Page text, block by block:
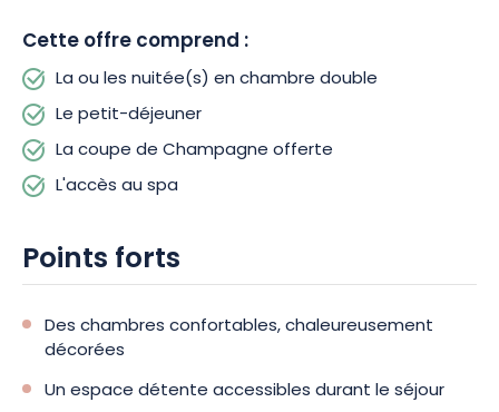
menu, une cuisine savoureuse alliant tradition et
modernité, concoctée à base des produits frais
du terroir !
Cette offre comprend :
La ou les nuitée(s) en chambre double
Le petit-déjeuner
La coupe de Champagne offerte
L'accès au spa
Points forts
Des chambres confortables, chaleureusement
décorées
Un espace détente accessibles durant le séjour